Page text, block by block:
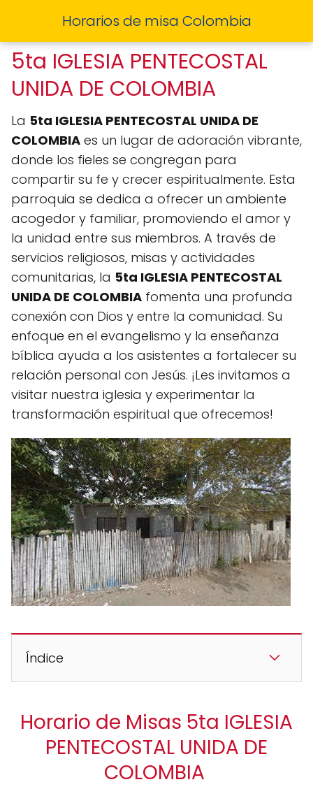
Horarios de misa Colombia
5ta IGLESIA PENTECOSTAL
UNIDA DE COLOMBIA
La 5ta IGLESIA PENTECOSTAL UNIDA DE
COLOMBIA es un lugar de adoración vibrante,
donde los fieles se congregan para
compartir su fe y crecer espiritualmente. Esta
parroquia se dedica a ofrecer un ambiente
acogedor y familiar, promoviendo el amor y
la unidad entre sus miembros. A través de
servicios religiosos, misas y actividades
comunitarias, la 5ta IGLESIA PENTECOSTAL
UNIDA DE COLOMBIA fomenta una profunda
conexión con Dios y entre la comunidad. Su
enfoque en el evangelismo y la enseñanza
bíblica ayuda a los asistentes a fortalecer su
relación personal con Jesús. ¡Les invitamos a
visitar nuestra iglesia y experimentar la
transformación espiritual que ofrecemos!
Índice
Horario de Misas 5ta IGLESIA
PENTECOSTAL UNIDA DE
COLOMBIA